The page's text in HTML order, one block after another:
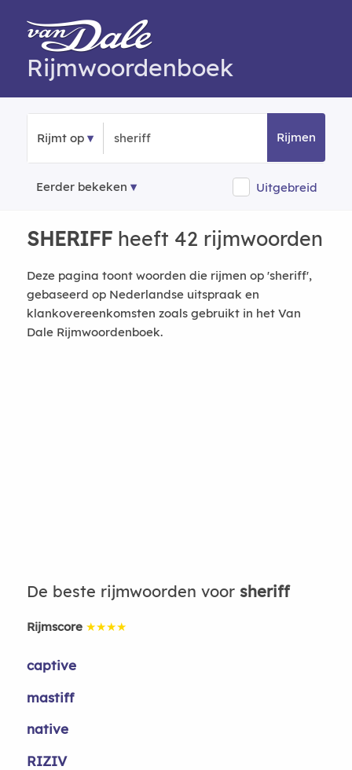
Rijmwoordenboek
Rijmt op Rijmen
Eerder bekeken Uitgebreid
SHERIFFheeft 42 rijmwoorden
Deze pagina toont woorden die rijmen op 'sheriff',
gebaseerd op Nederlandse uitspraak en
klankovereenkomsten zoals gebruikt in het Van
Dale Rijmwoordenboek.
De beste rijmwoorden voor sheriff
Rijmscore ★★★★
captive
mastiff
native
RIZIV